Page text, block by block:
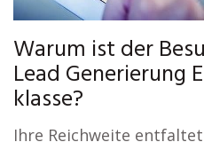
Warum ist der
Lead Generierung
klasse?
Ihre Reichweite